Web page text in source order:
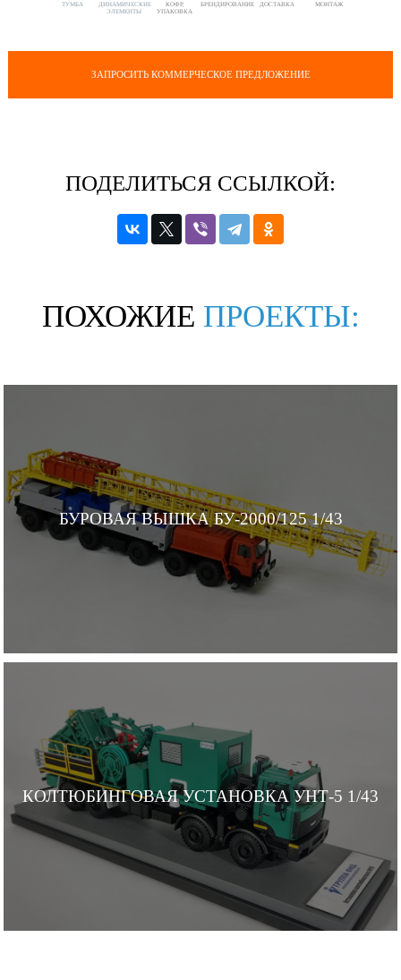
ТУМБА
ДИНАМИЧЕСКИЕ
ЭЛЕМЕНТЫ
КОФР,
УПАКОВКА
БРЕНДИРОВАНИЕ ДОСТАВКА МОНТАЖ
ЗАПРОСИТЬ КОММЕРЧЕСКОЕ ПРЕДЛОЖЕНИЕ
ПОДЕЛИТЬСЯ ССЫЛКОЙ:
ПОХОЖИЕ ПРОЕКТЫ:
БУРОВАЯ ВЫШКА БУ-2000/125 1/43
КОЛТЮБИНГОВАЯ УСТАНОВКА УНТ-5 1/43